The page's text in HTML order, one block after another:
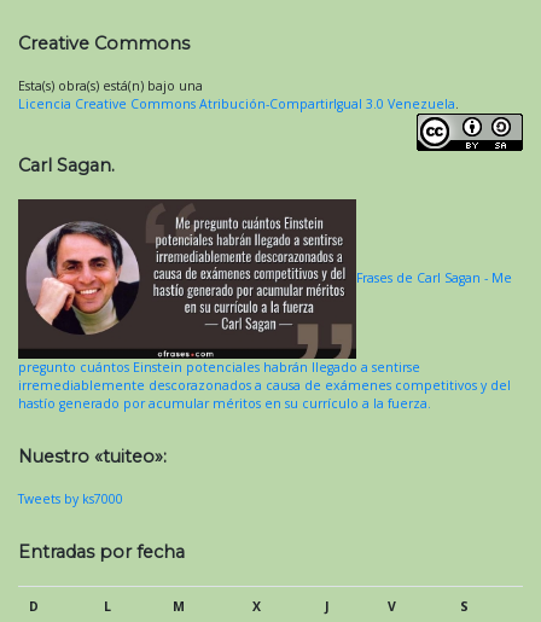
Creative Commons
Esta(s) obra(s) está(n) bajo una
Licencia Creative Commons Atribución-CompartirIgual 3.0 Venezuela.
Carl Sagan.
Frases de Carl Sagan - Me
pregunto cuántos Einstein potenciales habrán llegado a sentirse
irremediablemente descorazonados a causa de exámenes competitivos y del
hastío generado por acumular méritos en su currículo a la fuerza.
Nuestro «tuiteo»:
Tweets by ks7000
Entradas por fecha
D L M X J V
S